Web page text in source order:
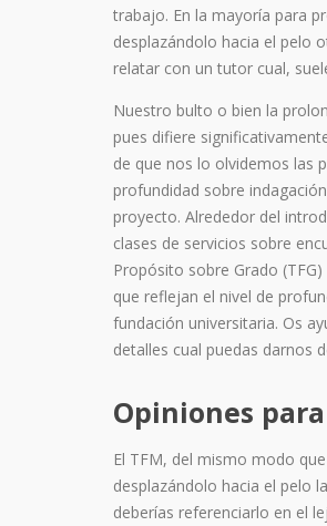
trabajo. En la mayoría para
desplazándolo hacia el pelo
relatar con un tutor cual,
Nuestro bulto o bien la
pues difiere
de que nos lo olvidemos las
profundidad sobre
proyecto. Alrededor del
clases de servicios sobre
Propósito sobre Grado
que reflejan el nivel de
fundación universitaria. Os
detalles cual puedas darnos
Opiniones
El TFM, del mismo modo
desplazándolo hacia el pelo
deberías referenciarlo en el